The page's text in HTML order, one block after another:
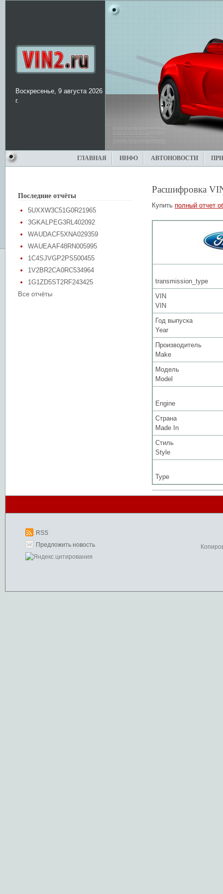
Воскресенье, 9 августа 2026
г.
ГЛАВНАЯ ИНФО АВТОНОВОСТИ
Последние отчёты
5UXXW3C51G0R21965
3GKALPEG3RL402092
WAUDACF5XNA029359
WAUEAAF48RN005995
1C4SJVGP2PS500455
1V2BR2CA0RC534964
1G1ZD5ST2RF243425
Все отчёты
Расшифровка
Купить полный отчет
transmission_type
VIN
VIN
Год выпуска
Year
Производитель
Make
Модель
Model
Engine
Страна
Made In
Стиль
Style
Type
RSS
Предложить новость